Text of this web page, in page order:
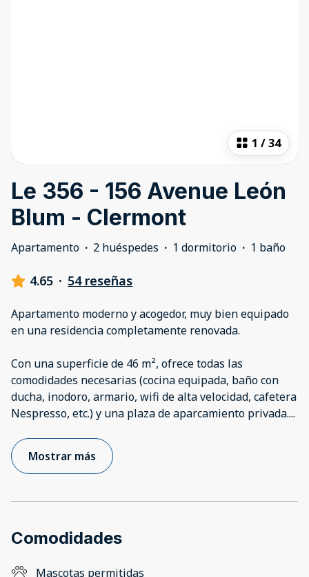
1 /34
Le 356 - 156 Avenue León
Blum - Clermont
Apartamento · 2 huéspedes · 1 dormitorio · 1 baño
4.65 · 54 reseñas
Apartamento moderno y acogedor, muy bien equipado
en una residencia completamente renovada.
Con una superficie de 46 m², ofrece todas las
comodidades necesarias (cocina equipada, baño con
ducha, inodoro, armario, wifi de alta velocidad, cafetera
Nespresso, etc.) y una plaza de aparcamiento privada....
Mostrar más
Comodidades
Mascotas permitidas